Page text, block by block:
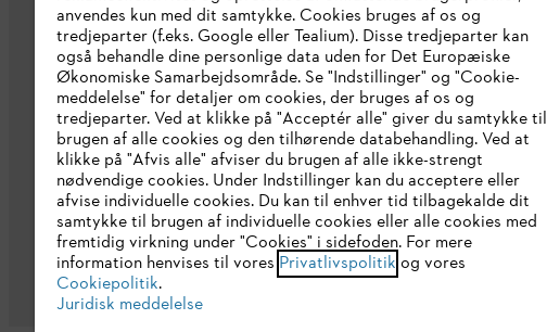
Generelle vilkår og betingelser Privatlivspolitik
anvendes kun med dit samtykke. Cookies bruges af os og
tredjeparter (f.eks. Google eller Tealium). Disse tredjeparter kan
også behandle dine personlige data uden for Det Europæiske
Økonomiske Samarbejdsområde. Se "Indstillinger" og "Cookie-
meddelelse" for detaljer om cookies, der bruges af os og
tredjeparter. Ved at klikke på "Acceptér alle" giver du samtykke til
brugen af alle cookies og den tilhørende databehandling. Ved at
klikke på "Afvis alle" afviser du brugen af alle ikke-strengt
nødvendige cookies. Under Indstillinger kan du acceptere eller
afvise individuelle cookies. Du kan til enhver tid tilbagekalde dit
samtykke til brugen af individuelle cookies eller alle cookies med
fremtidig virkning under "Cookies" i sidefoden. For mere
information henvises til vores Privatlivspolitik og vores
Cookiepolitik.
Juridisk meddelelse